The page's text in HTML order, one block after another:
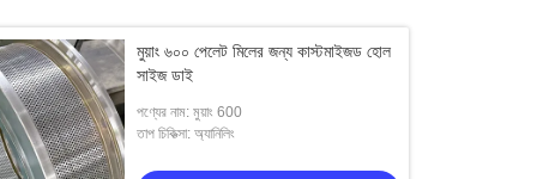
মুয়াং ৬০০ পেলেট মিলের জন্য কাস্টমাইজড হোল
সাইজ ডাই
পণ্যের নাম: মুয়াং 600
তাপ চিকিত্সা: অ্যানিলিং